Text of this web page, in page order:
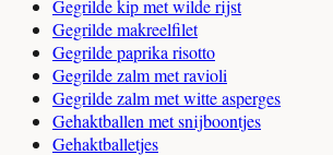
Gegrilde kip met wilde rijst
Gegrilde makreelfilet
Gegrilde paprika risotto
Gegrilde zalm met ravioli
Gegrilde zalm met witte asperges
Gehaktballen met snijboontjes
Gehaktballetjes